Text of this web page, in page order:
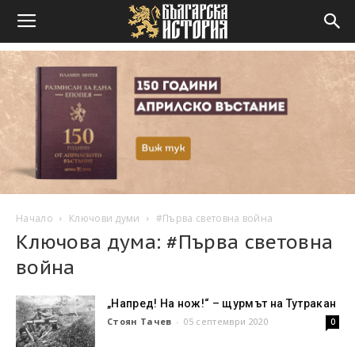
Начало Ключови думи #Първа световна война
Ключова дума: #Първа световна
война
„Напред! На нож!“ – щурмът на Тутракан
Стоян Тачев - 05 септември 2020 0